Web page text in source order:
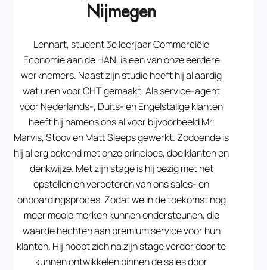
Nijmegen
Lennart, student 3e leerjaar Commerciële
Economie aan de HAN, is een van onze eerdere
werknemers. Naast zijn studie heeft hij al aardig
wat uren voor CHT gemaakt. Als service-agent
voor Nederlands-, Duits- en Engelstalige klanten
heeft hij namens ons al voor bijvoorbeeld Mr.
Marvis, Stoov en Matt Sleeps gewerkt. Zodoende is
hij al erg bekend met onze principes, doelklanten en
denkwijze. Met zijn stage is hij bezig met het
opstellen en verbeteren van ons sales- en
onboardingsproces. Zodat we in de toekomst nog
meer mooie merken kunnen ondersteunen, die
waarde hechten aan premium service voor hun
klanten. Hij hoopt zich na zijn stage verder door te
kunnen ontwikkelen binnen de sales door